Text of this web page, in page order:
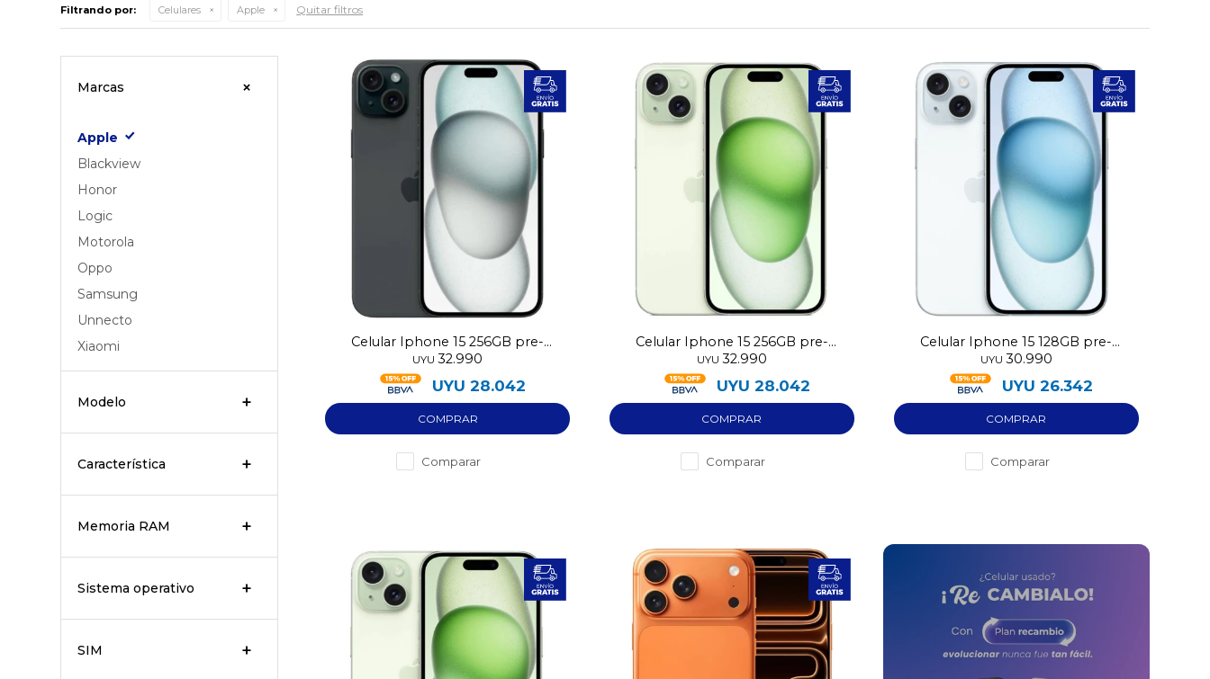
Filtrando por: Celulares Apple Quitar filtros
Celular Iphone 15 256GB pre-
utilizado
UYU 32.990
UYU 28.042
Comparar
Celular Iphone 15 256GB pre-
utilizado
UYU 32.990
UYU 28.042
Comparar
Celular Iphone 15 128GB pre-
utilizado
UYU 30.990
UYU 26.342
Comparar
Marcas
Apple
Blackview
Honor
Logic
Motorola
Oppo
Samsung
Unnecto
Xiaomi
Modelo
Característica
Memoria RAM
Sistema operativo
SIM